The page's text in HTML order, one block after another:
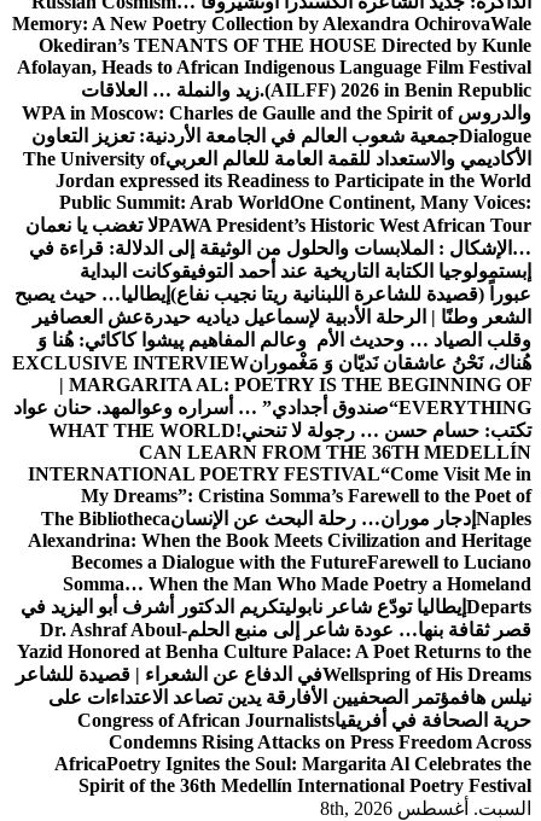
Memory: A New Poetry Collection by Alexandra OchirovaWale
Okediran’s TENANTS OF THE HOUSE Directed by Kunle
Afolayan, Heads to African Indigenous Language Film Festival
(AILFF) 2026 in Benin Republic. زيد والنملة … العلاقات
والدروسWPA in Moscow: Charles de Gaulle and the Spirit of
Dialogueجمعية شعوب العالم في الجامعة الأردنية: تعزيز التعاون
الأكاديمي والاستعداد للقمة العامة للعالم العربيThe University of
Jordan expressed its Readiness to Participate in the World
Public Summit: Arab WorldOne Continent, Many Voices:
PAWA President’s Historic West African Tourلا تغضب يا نعمان
…الإشكال : الملابسات والحلول من الوثيقة إلى الدلالة: قراءة في
إبستمولوجيا الكتابة التاريخية عند أحمد التوفيقوكانت البداية
عبوراً (قصيدة للشاعرة اللبنانية ريتا نجيب نفاع) إيطاليا… حيث يصبح
الشعر وطنًا | الرحلة الأدبية لإسماعيل دياديه حيدرةعش العصافير
وقلب الصياد … وحديث الأم وعالم المفاهيم پیشوا کاکائي: هُنا وَ
هُناك، نَحْنُ عاشقان نَديّان وَ مَغْمورانEXCLUSIVE INTERVIEW
| MARGARITA AL: POETRY IS THE BEGINNING OF
EVERYTHING“صندوق أجدادي” … أسراره وعوالمهد. حنان عواد
تكتب: حسام حسن … رجولة لا تنحني!WHAT THE WORLD
CAN LEARN FROM THE 36TH MEDELLÍN
INTERNATIONAL POETRY FESTIVAL“Come Visit Me in
My Dreams”: Cristina Somma’s Farewell to the Poet of
Naples إدجار موران… رحلة البحث عن الإنسانThe Bibliotheca
Alexandrina: When the Book Meets Civilization and Heritage
Becomes a Dialogue with the FutureFarewell to Luciano
Somma… When the Man Who Made Poetry a Homeland
Departs إيطاليا تودّع شاعر نابوليتكريم الدكتور أشرف أبو اليزيد في
قصر ثقافة بنها… عودة شاعر إلى منبع الحلمDr. Ashraf Aboul-
Yazid Honored at Benha Culture Palace: A Poet Returns to the
Wellspring of His Dreamsفي الدفاع عن الشعراء | قصيدة للشاعر
نيلس هافمؤتمر الصحفيين الأفارقة يدين تصاعد الاعتداءات على
حرية الصحافة في أفريقياCongress of African Journalists
Condemns Rising Attacks on Press Freedom Across
AfricaPoetry Ignites the Soul: Margarita Al Celebrates the
Spirit of the 36th Medellín International Poetry Festival
السبت. أغسطس 8th, 2026